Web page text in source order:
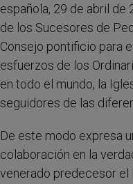
española, 29 de abril de
de los Sucesores de
Consejo pontificio para
esfuerzos de los
en todo el mundo, la
seguidores de las
De este modo expresa
colaboración en la
venerado predecesor el